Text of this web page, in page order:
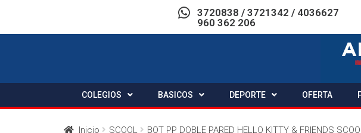
3720838 / 3721342 / 4036627
960 362 206
COLEGIOS BASICOS DEPORTE OFERTA
Inicio SCOOL BOT PP DOBLE PARED HELLO KITTY & FRIENDS